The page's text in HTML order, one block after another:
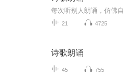
21 4725
诗歌朗诵
45 755